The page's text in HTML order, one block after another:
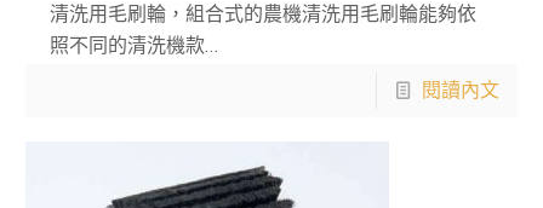
清洗用毛刷輪，組合式的農機清洗用毛刷輪能夠依
照不同的清洗機款…
閱讀內文